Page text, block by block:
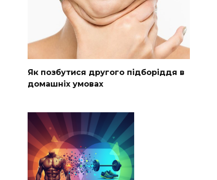
Як позбутися другого підборіддя в
домашніх умовах